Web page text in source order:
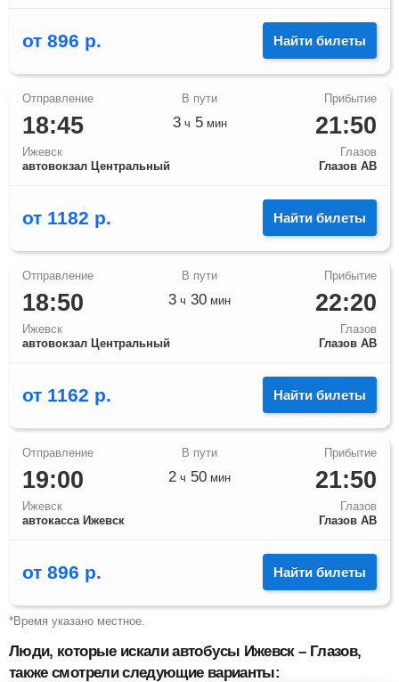
от 896 р. Найти билеты
18:45
Ижевск
автовокзал Центральный
21:50
Глазов
Глазов АВ
3ч 5мин
от 1182 р. Найти билеты
18:50
Ижевск
автовокзал Центральный
22:20
Глазов
Глазов АВ
3 ч 30 мин
от 1162 р. Найти билеты
19:00
Ижевск
автокасса Ижевск
21:50
Глазов
Глазов АВ
2 ч 50 мин
от 896 р. Найти билеты
*Время указано местное.
Люди, которые искали автобусы Ижевск – Глазов,
также смотрели следующие варианты: